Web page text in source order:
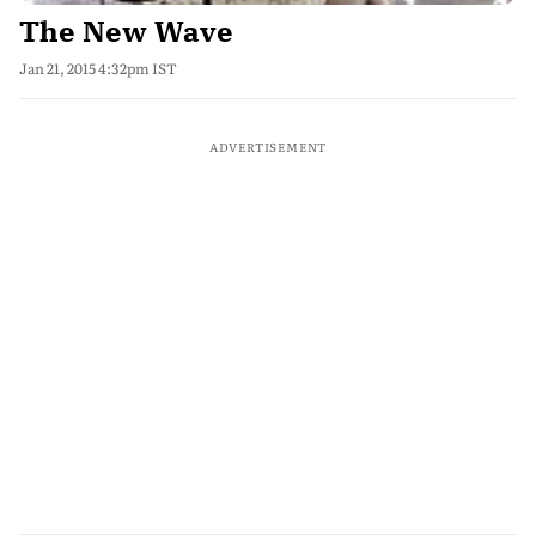
The New Wave
Jan 21, 2015 4:32pm IST
ADVERTISEMENT